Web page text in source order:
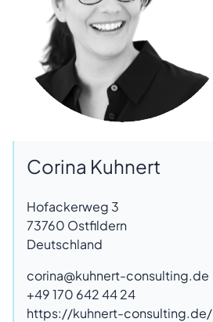
Corina Kuhnert
Hofackerweg 3
73760 Ostfildern
Deutschland
corina@kuhnert-consulting.de
+49 170 642 44 24
https://kuhnert-consulting.de/